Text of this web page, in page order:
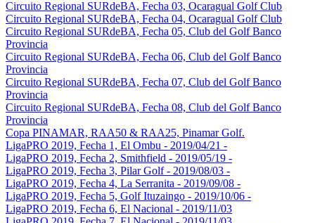
Circuito Regional SURdeBA, Fecha 03, Ocaragual Golf Club
Circuito Regional SURdeBA, Fecha 04, Ocaragual Golf Club
Circuito Regional SURdeBA, Fecha 05, Club del Golf Banco
Provincia
Circuito Regional SURdeBA, Fecha 06, Club del Golf Banco
Provincia
Circuito Regional SURdeBA, Fecha 07, Club del Golf Banco
Provincia
Circuito Regional SURdeBA, Fecha 08, Club del Golf Banco
Provincia
Copa PINAMAR, RAA50 & RAA25, Pinamar Golf.
LigaPRO 2019, Fecha 1, El Ombu - 2019/04/21 -
LigaPRO 2019, Fecha 2, Smithfield - 2019/05/19 -
LigaPRO 2019, Fecha 3, Pilar Golf - 2019/08/03 -
LigaPRO 2019, Fecha 4, La Serranita - 2019/09/08 -
LigaPRO 2019, Fecha 5, Golf Ituzaingo - 2019/10/06 -
LigaPRO 2019, Fecha 6, El Nacional - 2019/11/03